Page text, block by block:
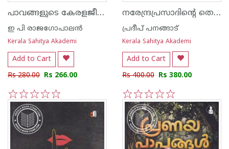
പാവങ്ങളുടെ കേരളജീവിതം
ഇ പി രാജഗോപാലന്‍
Kerala Sahitya Akademi
Add to Cart
Rs 280.00 Rs 266.00
5
4
3
2
1
നരേന്ദ്രപ്രസാദിന്റെ തെരഞ്ഞെടുത്ത പ്രബന്ധങ്ങൾ
പ്രദീപ് പനങ്ങാട്
Kerala Sahitya Akademi
Add to Cart
Rs 400.00 Rs 380.00
5
4
3
2
1